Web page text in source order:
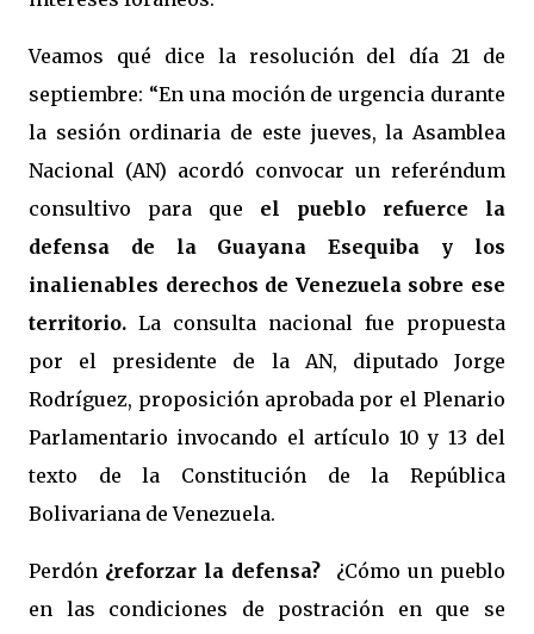
Veamos qué dice la resolución del día 21 de
septiembre: “En una moción de urgencia durante
la sesión ordinaria de este jueves, la Asamblea
Nacional (AN) acordó convocar un referéndum
consultivo para que el pueblo refuerce la
defensa de la Guayana Esequiba y los
inalienables derechos de Venezuela sobre ese
territorio. La consulta nacional fue propuesta
por el presidente de la AN, diputado Jorge
Rodríguez, proposición aprobada por el Plenario
Parlamentario invocando el artículo 10 y 13 del
texto de la Constitución de la República
Bolivariana de Venezuela.
Perdón ¿reforzar la defensa?
¿Cómo un pueblo
en las condiciones de postración en que se